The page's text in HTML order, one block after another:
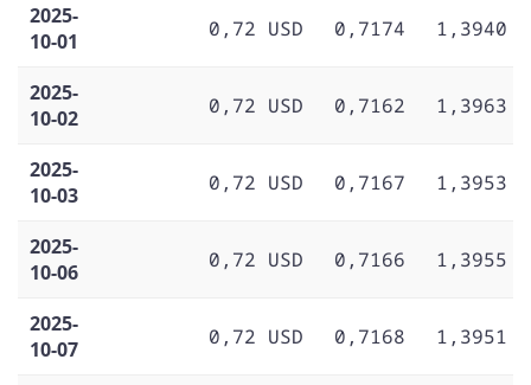
2025-
10-01
0,72 USD 0,7174 1,3940
2025-
10-02
0,72 USD 0,7162 1,3963
2025-
10-03
0,72 USD 0,7167 1,3953
2025-
10-06
0,72 USD 0,7166 1,3955
2025-
10-07
0,72 USD 0,7168 1,3951